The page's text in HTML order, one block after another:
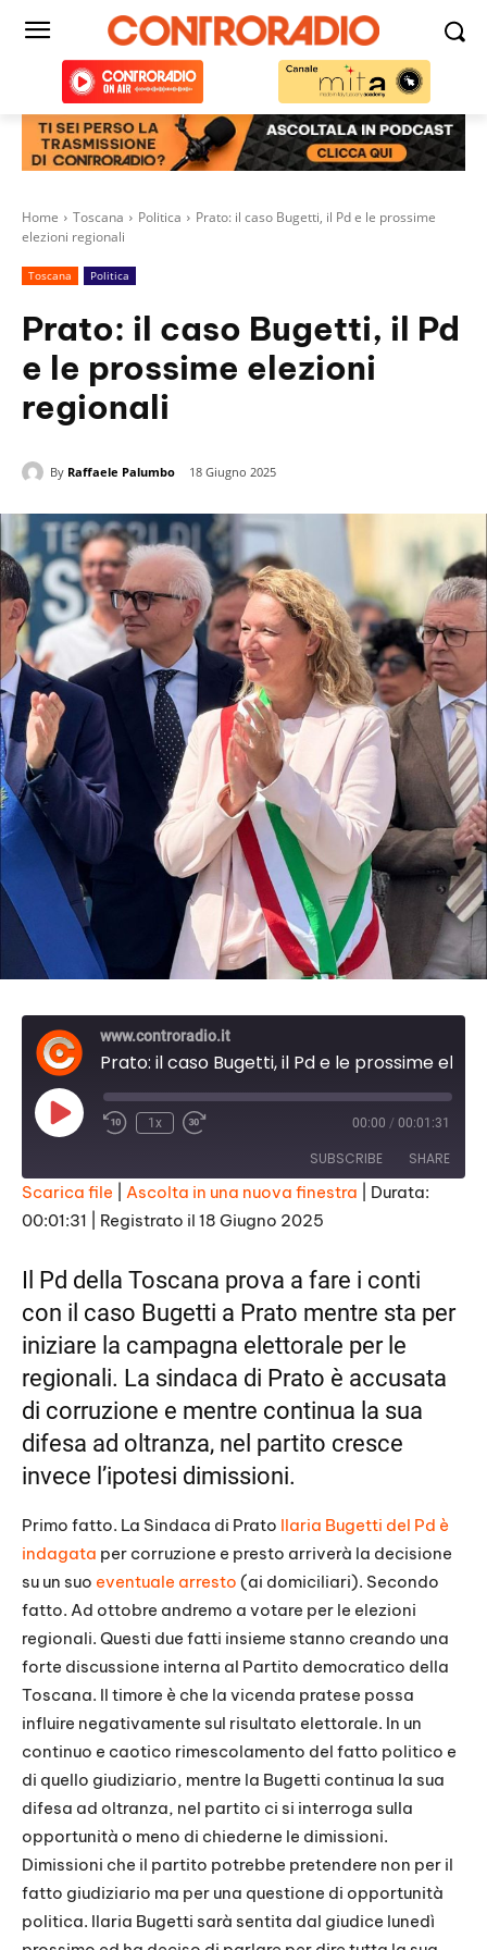
Home Toscana Politica
Prato: il caso Bugetti, il Pd e le prossime
elezioni regionali
Toscana Politica
Prato: il caso Bugetti, il Pd
e le prossime elezioni
regionali
By Raffaele Palumbo 18 Giugno 2025
www.controradio.it
P
l
E
p
i
d
e
1x 00:00 / 00:01:31
SUBSCRIBE SHARE
SHARE
LINK
EMBED
Scarica file Ascolta in una nuova finestra
Durata:
00:01:31
Registrato il 18 Giugno 2025
Il Pd della Toscana prova a fare i conti
con il caso Bugetti a Prato mentre sta per
iniziare la campagna elettorale per le
regionali. La sindaca di Prato è accusata
di corruzione e mentre continua la sua
difesa ad oltranza, nel partito cresce
invece l’ipotesi dimissioni.
Primo fatto. La Sindaca di Prato Ilaria Bugetti del Pd è
indagata per corruzione e presto arriverà la decisione
su un suo eventuale arresto (ai domiciliari). Secondo
fatto. Ad ottobre andremo a votare per le elezioni
regionali. Questi due fatti insieme stanno creando una
forte discussione interna al Partito democratico della
Toscana. Il timore è che la vicenda pratese possa
influire negativamente sul risultato elettorale. In un
continuo e caotico rimescolamento del fatto politico e
di quello giudiziario, mentre la Bugetti continua la sua
difesa ad oltranza, nel partito ci si interroga sulla
opportunità o meno di chiederne le dimissioni.
Dimissioni che il partito potrebbe pretendere non per il
fatto giudiziario ma per una questione di opportunità
politica. Ilaria Bugetti sarà sentita dal giudice lunedì